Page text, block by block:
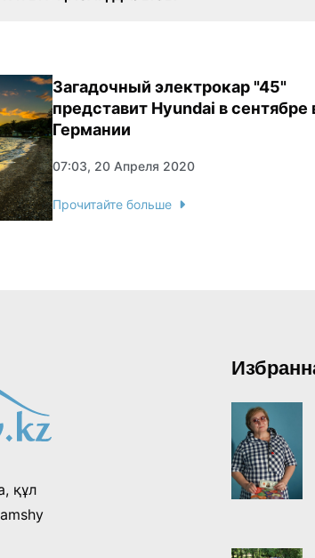
Загадочный электрокар "45"
представит Hyundai в сентябре
Германии
07:03, 20 Апреля 2020
Прочитайте больше
құл